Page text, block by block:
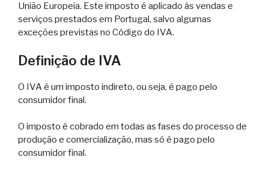
União Europeia. Este imposto é aplicado às vendas e
serviços prestados em Portugal, salvo algumas
exceções previstas no Código do IVA.
Definição de IVA
O IVA é um imposto indireto, ou seja, é pago pelo
consumidor final.
O imposto é cobrado em todas as fases do processo de
produção e comercialização, mas só é pago pelo
consumidor final.